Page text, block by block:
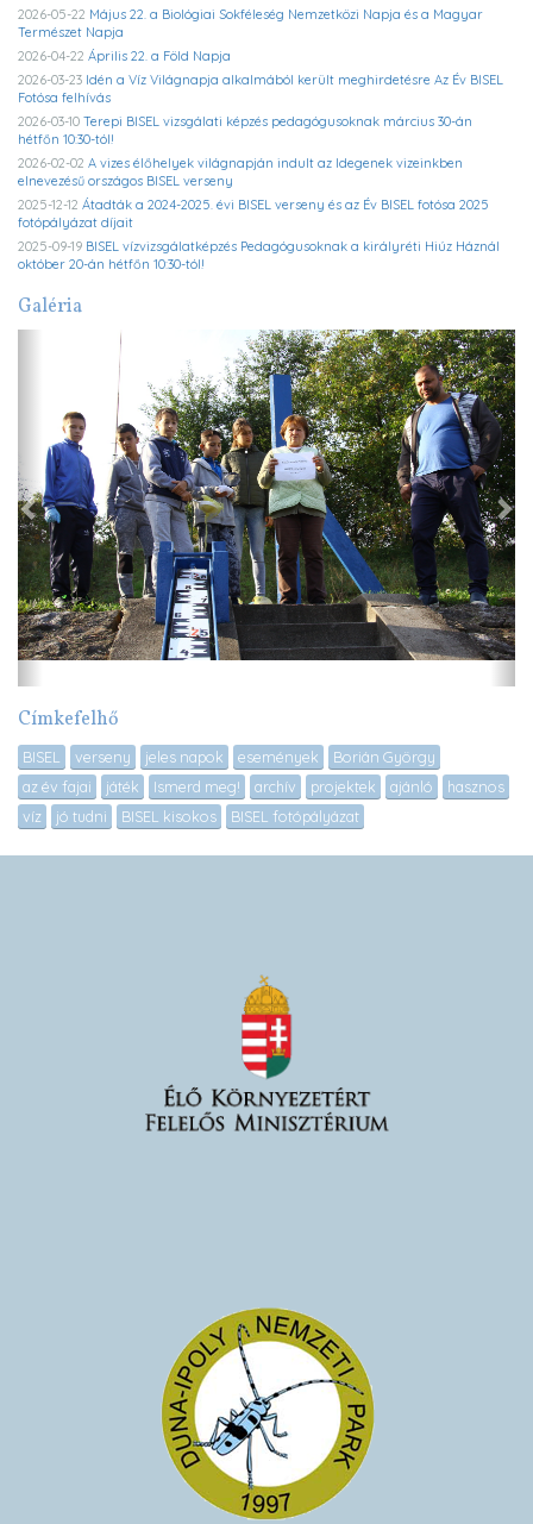
2026-05-22 Május 22. a Biológiai Sokféleség Nemzetközi Napja és a Magyar
Természet Napja
2026-04-22 Április 22. a Föld Napja
2026-03-23 Idén a Víz Világnapja alkalmából került meghirdetésre Az Év BISEL
Fotósa felhívás
2026-03-10 Terepi BISEL vizsgálati képzés pedagógusoknak március 30-án
hétfőn 10:30-tól!
2026-02-02 A vizes élőhelyek világnapján indult az Idegenek vizeinkben
elnevezésű országos BISEL verseny
2025-12-12 Átadták a 2024-2025. évi BISEL verseny és az Év BISEL fotósa 2025
fotópályázat díjait
2025-09-19 BISEL vízvizsgálatképzés Pedagógusoknak a királyréti Hiúz Háznál
október 20-án hétfőn 10:30-tól!
Galéria
Previous
Címkefelhő
BISEL verseny jeles napok események
Borián György
az év fajai
játék Ismerd meg! archív projektek ajánló
hasznos
víz
jó tudni BISEL kisokos BISEL fotópályázat